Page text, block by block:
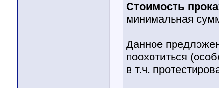
Стоимость
минимальная
Данное
поохотиться
в т.ч.